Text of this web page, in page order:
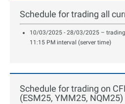
Schedule for trading all
10/03/2025 - 28/03/2025 –
11:15 PM interval (server time)
Schedule for trading on
(ESM25, YMM25, NQM25)